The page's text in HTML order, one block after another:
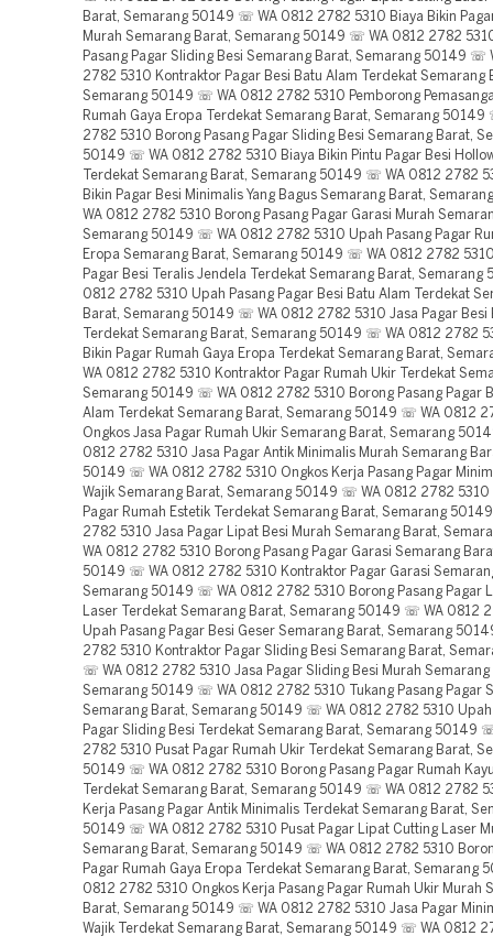
Barat, Semarang 50149 ☏ WA 0812 2782 5310 Biaya Bikin
Murah Semarang Barat, Semarang 50149 ☏ WA 0812 2782
Pasang Pagar Sliding Besi Semarang Barat, Semarang 50149 ☏
2782 5310 Kontraktor Pagar Besi Batu Alam Terdekat Semarang
Semarang 50149 ☏ WA 0812 2782 5310 Pemborong
Rumah Gaya Eropa Terdekat Semarang Barat, Semarang
2782 5310 Borong Pasang Pagar Sliding Besi Semarang Barat,
50149 ☏ WA 0812 2782 5310 Biaya Bikin Pintu Pagar Besi
Terdekat Semarang Barat, Semarang 50149 ☏ WA 0812 2782
Bikin Pagar Besi Minimalis Yang Bagus Semarang Barat,
WA 0812 2782 5310 Borong Pasang Pagar Garasi Murah
Semarang 50149 ☏ WA 0812 2782 5310 Upah Pasang Pagar
Eropa Semarang Barat, Semarang 50149 ☏ WA 0812 2782
Pagar Besi Teralis Jendela Terdekat Semarang Barat,
0812 2782 5310 Upah Pasang Pagar Besi Batu Alam Terdekat
Barat, Semarang 50149 ☏ WA 0812 2782 5310 Jasa Pagar Besi
Terdekat Semarang Barat, Semarang 50149 ☏ WA 0812 2782
Bikin Pagar Rumah Gaya Eropa Terdekat Semarang Barat,
WA 0812 2782 5310 Kontraktor Pagar Rumah Ukir Terdekat
Semarang 50149 ☏ WA 0812 2782 5310 Borong Pasang Pagar
Alam Terdekat Semarang Barat, Semarang 50149 ☏ WA 0812
Ongkos Jasa Pagar Rumah Ukir Semarang Barat, Semarang
0812 2782 5310 Jasa Pagar Antik Minimalis Murah Semarang
50149 ☏ WA 0812 2782 5310 Ongkos Kerja Pasang Pagar
Wajik Semarang Barat, Semarang 50149 ☏ WA 0812 2782 5310
Pagar Rumah Estetik Terdekat Semarang Barat, Semarang
2782 5310 Jasa Pagar Lipat Besi Murah Semarang Barat,
WA 0812 2782 5310 Borong Pasang Pagar Garasi Semarang
50149 ☏ WA 0812 2782 5310 Kontraktor Pagar Garasi
Semarang 50149 ☏ WA 0812 2782 5310 Borong Pasang Pagar
Laser Terdekat Semarang Barat, Semarang 50149 ☏ WA 0812
Upah Pasang Pagar Besi Geser Semarang Barat, Semarang
2782 5310 Kontraktor Pagar Sliding Besi Semarang Barat,
☏ WA 0812 2782 5310 Jasa Pagar Sliding Besi Murah Semarang
Semarang 50149 ☏ WA 0812 2782 5310 Tukang Pasang Pagar
Semarang Barat, Semarang 50149 ☏ WA 0812 2782 5310 Upah
Pagar Sliding Besi Terdekat Semarang Barat, Semarang 50149
2782 5310 Pusat Pagar Rumah Ukir Terdekat Semarang Barat,
50149 ☏ WA 0812 2782 5310 Borong Pasang Pagar Rumah
Terdekat Semarang Barat, Semarang 50149 ☏ WA 0812 2782
Kerja Pasang Pagar Antik Minimalis Terdekat Semarang Barat,
50149 ☏ WA 0812 2782 5310 Pusat Pagar Lipat Cutting Laser
Semarang Barat, Semarang 50149 ☏ WA 0812 2782 5310
Pagar Rumah Gaya Eropa Terdekat Semarang Barat, Semarang
0812 2782 5310 Ongkos Kerja Pasang Pagar Rumah Ukir Murah
Barat, Semarang 50149 ☏ WA 0812 2782 5310 Jasa Pagar
Wajik Terdekat Semarang Barat, Semarang 50149 ☏ WA 0812